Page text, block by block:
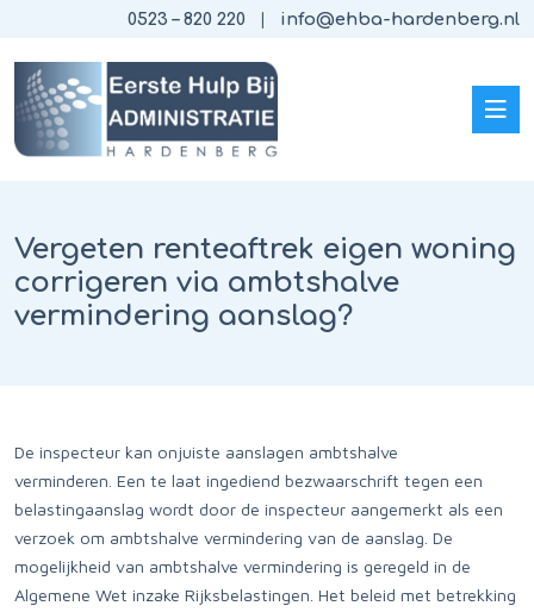
0523 – 820 220 info@ehba-hardenberg.nl
Vergeten renteaftrek eigen woning
corrigeren via ambtshalve
vermindering aanslag?
De inspecteur kan onjuiste aanslagen ambtshalve
verminderen. Een te laat ingediend bezwaarschrift tegen een
belastingaanslag wordt door de inspecteur aangemerkt als een
verzoek om ambtshalve vermindering van de aanslag. De
mogelijkheid van ambtshalve vermindering is geregeld in de
Algemene Wet inzake Rijksbelastingen. Het beleid met betrekking